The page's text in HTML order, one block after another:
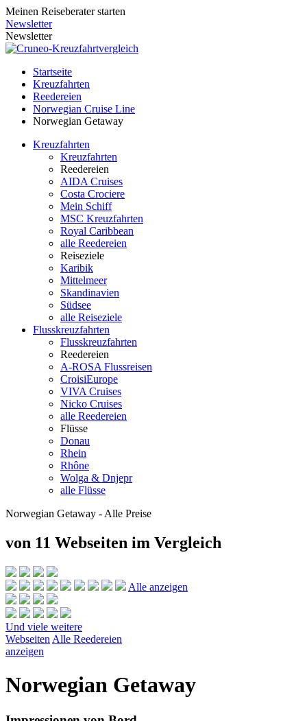
Meinen Reiseberater starten
Newsletter
Newsletter
Startseite
Kreuzfahrten
Reedereien
Norwegian Cruise Line
Norwegian Getaway
Kreuzfahrten
Kreuzfahrten
Reedereien
AIDA Cruises
Costa Crociere
Mein Schiff
MSC Kreuzfahrten
Royal Caribbean
alle Reedereien
Reiseziele
Karibik
Mittelmeer
Skandinavien
Südsee
alle Reiseziele
Flusskreuzfahrten
Flusskreuzfahrten
Reedereien
A-ROSA Flussreisen
CroisiEurope
VIVA Cruises
Nicko Cruises
alle Reedereien
Flüsse
Donau
Rhein
Rhône
Wolga & Dnjepr
alle Flüsse
Norwegian Getaway - Alle Preise
von 11 Webseiten im Vergleich
Alle anzeigen
Und viele weitere
Webseiten Alle Reedereien
anzeigen
Norwegian Getaway